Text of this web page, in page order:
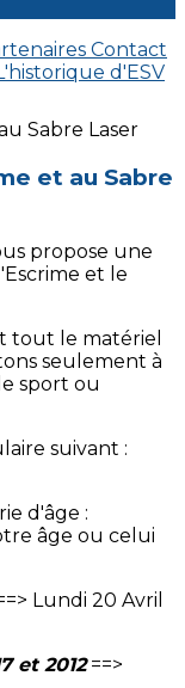
Contact
d'ESV
et au Sabre
propose une
et le
tout le matériel
seulement à
sport ou
suivant :
d'âge :
âge ou celui
Lundi 20 Avril
et 2012==>